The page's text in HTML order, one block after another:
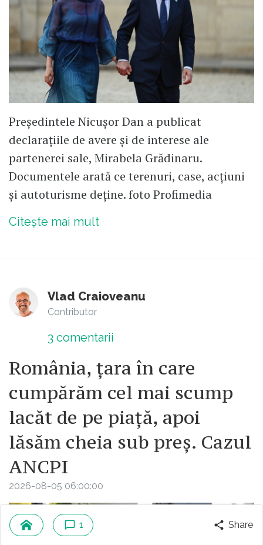
Președintele Nicușor Dan a publicat
declarațiile de avere și de interese ale
partenerei sale, Mirabela Grădinaru.
Documentele arată ce terenuri, case, acțiuni
și autoturisme deține. foto Profimedia
Citește mai mult
Vlad Craioveanu
Contributor
3 comentarii
România, țara în care
cumpărăm cel mai scump
lacăt de pe piață, apoi
lăsăm cheia sub preș. Cazul
ANCPI
2026-08-05 06:00:00
1 Share